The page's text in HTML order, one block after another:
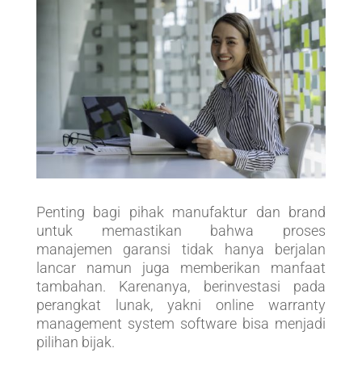
Penting bagi pihak manufaktur dan brand
untuk memastikan bahwa proses
manajemen garansi tidak hanya berjalan
lancar namun juga memberikan manfaat
tambahan. Karenanya, berinvestasi pada
perangkat lunak, yakni online warranty
management system software bisa menjadi
pilihan bijak.